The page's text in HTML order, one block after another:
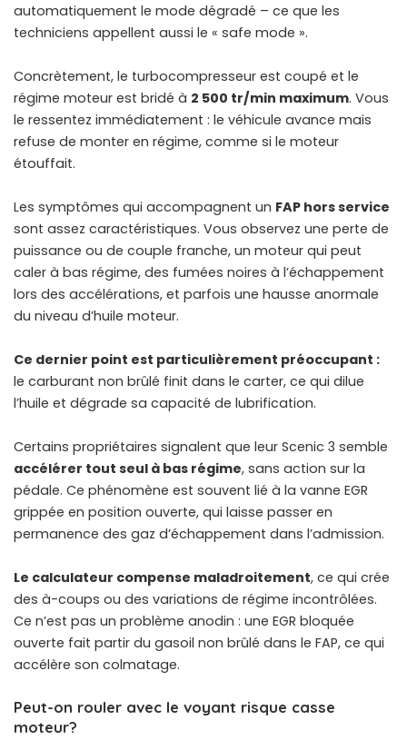
automatiquement le mode dégradé – ce que les
techniciens appellent aussi le « safe mode ».
Concrètement, le turbocompresseur est coupé et le
régime moteur est bridé à 2 500 tr/min maximum. Vous
le ressentez immédiatement : le véhicule avance mais
refuse de monter en régime, comme si le moteur
étouffait.
Les symptômes qui accompagnent un FAP hors service
sont assez caractéristiques. Vous observez une perte de
puissance ou de couple franche, un moteur qui peut
caler à bas régime, des fumées noires à l’échappement
lors des accélérations, et parfois une hausse anormale
du niveau d’huile moteur.
Ce dernier point est particulièrement préoccupant :
le carburant non brûlé finit dans le carter, ce qui dilue
l’huile et dégrade sa capacité de lubrification.
Certains propriétaires signalent que leur Scenic 3 semble
accélérer tout seul à bas régime, sans action sur la
pédale. Ce phénomène est souvent lié à la vanne EGR
grippée en position ouverte, qui laisse passer en
permanence des gaz d’échappement dans l’admission.
Le calculateur compense maladroitement, ce qui crée
des à-coups ou des variations de régime incontrôlées.
Ce n’est pas un problème anodin : une EGR bloquée
ouverte fait partir du gasoil non brûlé dans le FAP, ce qui
accélère son colmatage.
Peut-on rouler avec le voyant risque casse
moteur?